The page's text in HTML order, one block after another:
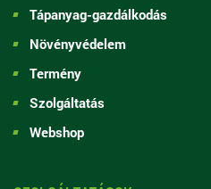
Tápanyag-gazdálkodás
Növényvédelem
Termény
Szolgáltatás
Webshop